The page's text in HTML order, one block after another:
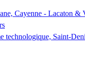
Cayenne - Lacaton &
technologique, Saint-